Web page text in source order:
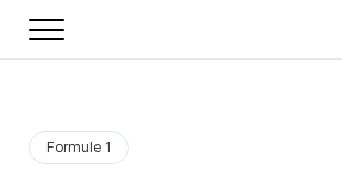
Formule 1